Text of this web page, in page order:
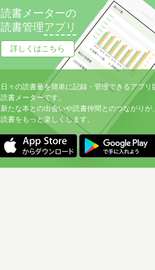
読書メーターの
読書管理アプリ
詳しくはこちら
日々の読書量を簡単に記録・管理できるアプリ
読書メーターです。
新たな本との出会いや読書仲間とのつながりが
読書をもっと楽しくします。